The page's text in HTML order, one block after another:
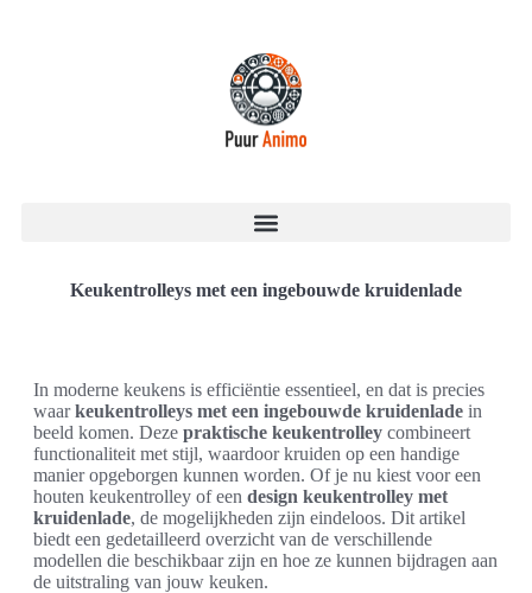
Keukentrolleys met een ingebouwde kruidenlade
In moderne keukens is efficiëntie essentieel, en dat is precies
waarkeukentrolleys met een ingebouwde kruidenlade in
beeld komen. Deze praktische keukentrolley combineert
functionaliteit met stijl, waardoor kruiden op een handige
manier opgeborgen kunnen worden. Of je nu kiest voor een
houten keukentrolley of een design keukentrolley met
kruidenlade, de mogelijkheden zijn eindeloos. Dit artikel
biedt een gedetailleerd overzicht van de verschillende
modellen die beschikbaar zijn en hoe ze kunnen bijdragen aan
de uitstraling van jouw keuken.